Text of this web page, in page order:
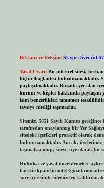
Reklam ve İletişim: Skype:
Yasal Uyarı: Bu internet sitesi,
hiçbir bağlantısı bulunmamaktadır.
paylaşılmaktadır. Burada yer alan
kurum ve kişiler hakkında paylaşım
isim benzerlikleri tamamen
tavsiye niteliği taşımazlar.
Sitemiz, 5651 Sayılı Kanun
tarafından onaylanmış bir Yer
sitedeki içerikleri proaktif olarak
bulunmamaktadır. Ancak,
taşımakta olup, siteye üye olarak bu
Hukuka ve yasal düzenlemelere
backlinkpanelicomtr@gmail.com
süre içerisinde sitemizden